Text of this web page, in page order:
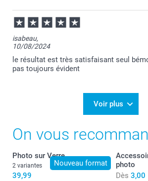
20/08/2024
10:54
Merci pour votre commentaire
commande Gérard.
Nous sommes ravis qu'elle
Toujours à votre service,
Laila@Smartphoto
isabeau,
10/08/2024
le résultat est très satisfaisant seul
pas toujours évident
Voir plus
On vous
Nouveau format
Photo sur Verre
2 variantes
39,99
photo
Dès 3,00